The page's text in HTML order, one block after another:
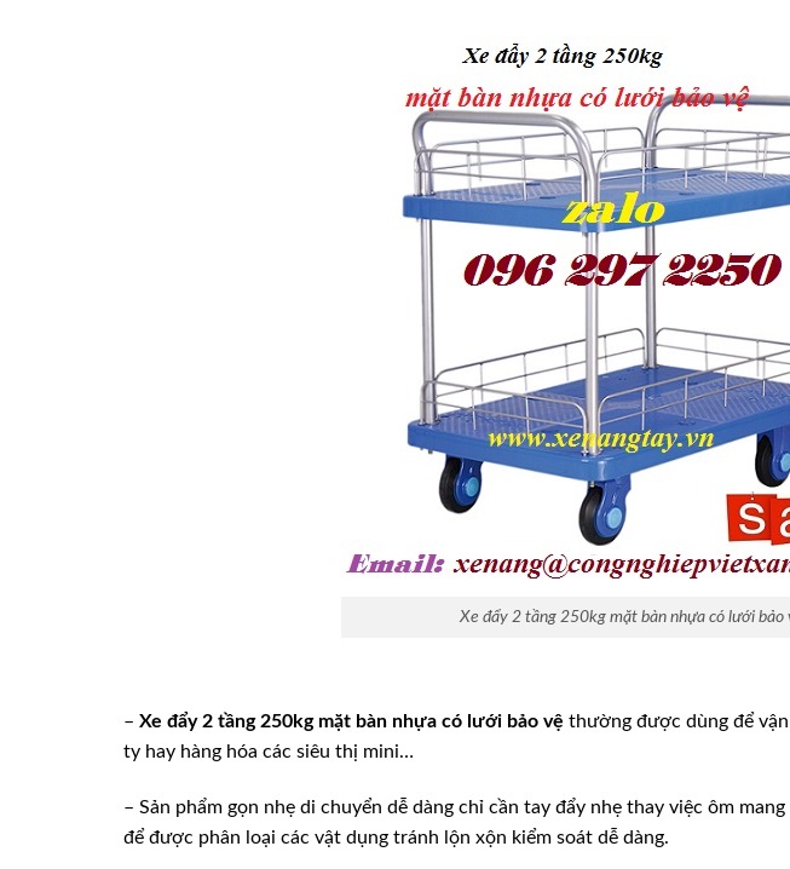
Xe đẩy 2 tầng 250kg mặt bàn nhựa có lưới bảo
– Xe đẩy 2 tầng 250kg mặt bàn nhựa có lưới bảo vệ thường được dùng để
ty hay hàng hóa các siêu thị mini…
– Sản phẩm gọn nhẹ di chuyển dễ dàng chỉ cần tay đẩy nhẹ thay việc ôm
để được phân loại các vật dụng tránh lộn xộn kiểm soát dễ dàng.